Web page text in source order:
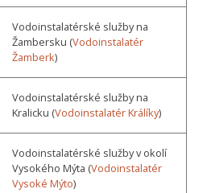
Vodoinstalatérské služby na
Žambersku (Vodoinstalatér
Žamberk)
Vodoinstalatérské služby na
Kralicku (Vodoinstalatér Králíky)
Vodoinstalatérské služby v okolí
Vysokého Mýta (Vodoinstalatér
Vysoké Mýto)